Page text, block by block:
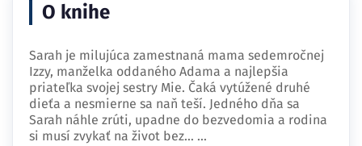
O knihe
Sarah je milujúca zamestnaná mama sedemročnej
Izzy, manželka oddaného Adama a najlepšia
priateľka svojej sestry Mie. Čaká vytúžené druhé
dieťa a nesmierne sa naň teší. Jedného dňa sa
Sarah náhle zrúti, upadne do bezvedomia a rodina
si musí zvykať na život bez… ...